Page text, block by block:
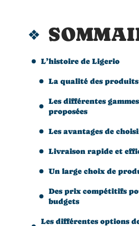
L’histoire de Ligerio
La qualité des
Les différentes
proposées
Les avantages de
Livraison rapide et
Un large choix de
Des prix compétitifs
budgets
Les différentes options